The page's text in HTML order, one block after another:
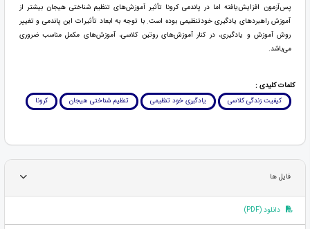
پس‌آزمون افزایش‌یافته اما در پاندمی کرونا تأثیر آموزش‌های تنظیم شناختی هیجان بیشتر از
آموزش راهبردهای یادگیری خودتنظیمی بوده است. با توجه به ابعاد تأثیرات این پاندمی و تغییر
روش آموزش و یادگیری، در کنار آموزش‌های روتین کلاسی، آموزش‌های مکمل مناسب ضروری
می‌باشد.
کلمات کلیدی :
کیفیت زندگی کلاسی
یادگیری خود تنظیمی تنظیم شناختی هیجان کرونا
فایل ها
دانلود (PDF)